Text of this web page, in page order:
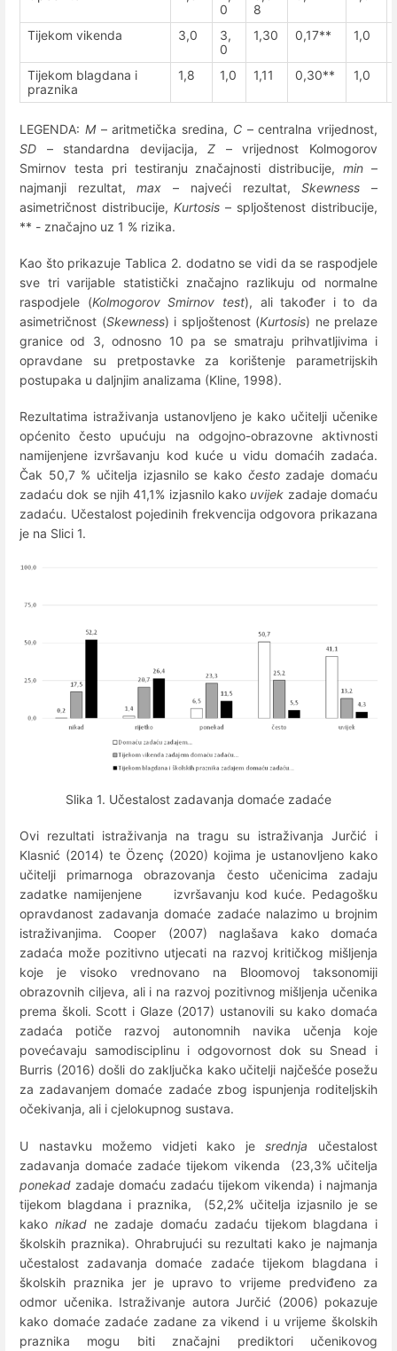
0
8
Tijekom vikenda 3,0
3,
0
1,30 0,17** 1,0
Tijekom blagdana i
praznika
1,8 1,0 1,11 0,30** 1,0
LEGENDA: M– aritmetička sredina, C– centralna vrijednost,
SD – standardna devijacija,Z – vrijednost Kolmogorov
Smirnov testa pri testiranju značajnosti distribucije,min –
najmanji rezultat,max – najveći rezultat,Skewness –
asimetričnost distribucije, Kurtosis – spljoštenost distribucije,
** - značajno uz 1 % rizika.
Kao što prikazuje Tablica 2. dodatno se vidi da se raspodjele
sve tri varijable statistički značajno razlikuju od normalne
raspodjele (Kolmogorov Smirnov test), ali također i to da
asimetričnost (Skewness) i spljoštenost (Kurtosis) ne prelaze
granice od 3, odnosno 10 pa se smatraju prihvatljivima i
opravdane su pretpostavke za korištenje parametrijskih
postupaka u daljnjim analizama (Kline, 1998).
Rezultatima istraživanja ustanovljeno je kako učitelji učenike
općenito često upućuju na odgojno-obrazovne aktivnosti
namijenjene izvršavanju kod kuće u vidu domaćih zadaća.
Čak 50,7 % učitelja izjasnilo se kako često zadaje domaću
zadaću dok se njih 41,1% izjasnilo kako uvijek zadaje domaću
zadaću. Učestalost pojedinih frekvencija odgovora prikazana
je na Slici 1.
Slika 1. Učestalost zadavanja domaće zadaće
Ovi rezultati istraživanja na tragu su istraživanja Jurčić i
Klasnić (2014) te Özenç (2020) kojima je ustanovljeno kako
učitelji primarnoga obrazovanja često učenicima zadaju
zadatke namijenjene izvršavanju kod kuće. Pedagošku
opravdanost zadavanja domaće zadaće nalazimo u brojnim
istraživanjima. Cooper (2007) naglašava kako domaća
zadaća može pozitivno utjecati na razvoj kritičkog mišljenja
koje je visoko vrednovano na Bloomovoj taksonomiji
obrazovnih ciljeva, ali i na razvoj pozitivnog mišljenja učenika
prema školi. Scott i Glaze (2017) ustanovili su kako domaća
zadaća potiče razvoj autonomnih navika učenja koje
povećavaju samodisciplinu i odgovornost dok su Snead i
Burris (2016) došli do zaključka kako učitelji najčešće posežu
za zadavanjem domaće zadaće zbog ispunjenja roditeljskih
očekivanja, ali i cjelokupnog sustava.
U nastavku možemo vidjeti kako jesrednja učestalost
zadavanja domaće zadaće tijekom vikenda (23,3% učitelja
ponekad zadaje domaću zadaću tijekom vikenda) i najmanja
tijekom blagdana i praznika, (52,2% učitelja izjasnilo je se
kako nikadne zadaje domaću zadaću tijekom blagdana i
školskih praznika). Ohrabrujući su rezultati kako je najmanja
učestalost zadavanja domaće zadaće tijekom blagdana i
školskih praznika jer je upravo to vrijeme predviđeno za
odmor učenika. Istraživanje autora Jurčić (2006) pokazuje
kako domaće zadaće zadane za vikend i u vrijeme školskih
praznika mogu biti značajni prediktori učenikovog